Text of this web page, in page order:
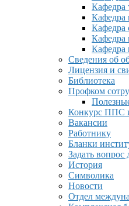
Кафедра
Кафедра
Кафедра
Кафедра
Кафедра
Сведения об
Лицензия и
Библиотека
Профком
Конкурс ППС
Вакансии
Работнику
Бланки
Задать вопрос
История
Символика
Новости
Отдел